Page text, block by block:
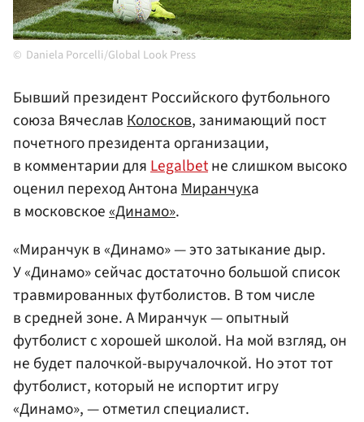
Daniela Porcelli/Global Look Press
Бывший президент Российского футбольного
союза ВячеславКолосков, занимающий пост
почетного президента организации,
в комментарии дляLegalbetне слишком высоко
оценил переход АнтонаМиранчука
в московское«Динамо».
«Миранчук в «Динамо» — это затыкание дыр.
У «Динамо» сейчас достаточно большой список
травмированных футболистов. В том числе
в средней зоне. А Миранчук — опытный
футболист с хорошей школой. На мой взгляд, он
не будет палочкой-выручалочкой. Но этот тот
футболист, который не испортит игру
«Динамо», — отметил специалист.